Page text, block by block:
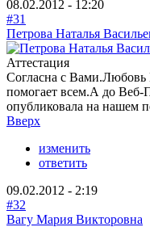
08.02.2012 - 12:20
#31
Петрова Наталья
Аттестация
Согласна с Вами.Любовь
помогает всем.А до Веб-
опубликовала на нашем
Вверх
изменить
ответить
09.02.2012 - 2:19
#32
Вагу Мария Викторовна